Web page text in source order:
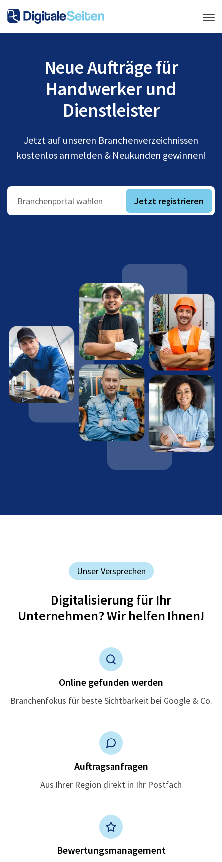
Neue Aufträge für
Handwerker und
Dienstleister
Jetzt auf unseren Branchenverzeichnissen
kostenlos anmelden & Neukunden gewinnen!
Branchenportal wählen Jetzt registrieren
Unser Versprechen
Digitalisierung für Ihr
Unternehmen? Wir helfen Ihnen!
Online gefunden werden
Branchenfokus für beste Sichtbarkeit bei Google & Co.
Auftragsanfragen
Aus Ihrer Region direkt in Ihr Postfach
Bewertungsmanagement